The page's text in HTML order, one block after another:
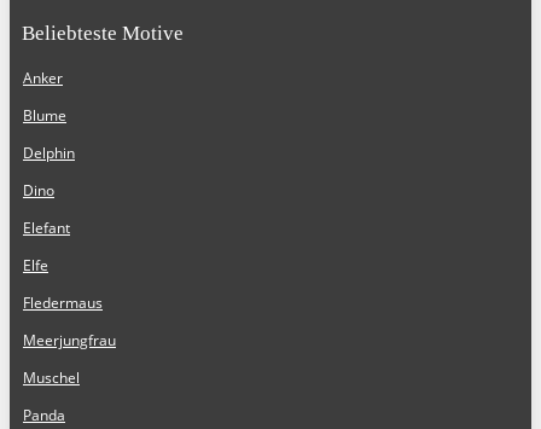
Beliebteste Motive
Anker
Blume
Delphin
Dino
Elefant
Elfe
Fledermaus
Meerjungfrau
Muschel
Panda